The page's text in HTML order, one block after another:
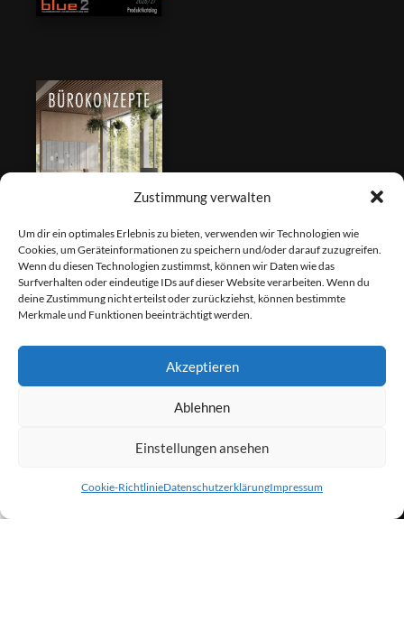
Zustimmung verwalten
Um dir ein optimales Erlebnis zu bieten, verwenden wir Technologien wie
Cookies, um Geräteinformationen zu speichern und/oder darauf zuzugreifen.
Wenn du diesen Technologien zustimmst, können wir Daten wie das
Surfverhalten oder eindeutige IDs auf dieser Website verarbeiten. Wenn du
deine Zustimmung nicht erteilst oder zurückziehst, können bestimmte
Merkmale und Funktionen beeinträchtigt werden.
Akzeptieren
Ablehnen
Einstellungen ansehen
Cookie-RichtlinieDatenschutzerklärungImpressum
Fernwartung
Newsletter - Anmeldung